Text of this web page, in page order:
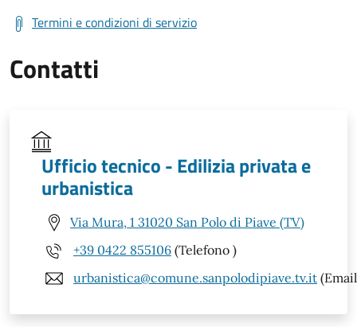
Termini e condizioni di servizio
Contatti
Ufficio tecnico - Edilizia privata e
urbanistica
Via Mura, 1 31020 San Polo di Piave (TV)
+39 0422 855106 (Telefono )
urbanistica@comune.sanpolodipiave.tv.it